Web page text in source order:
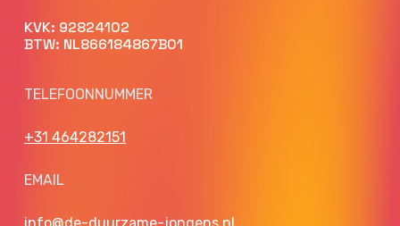
KVK: 92824102
BTW: NL866184867B01
TELEFOONNUMMER
+31 464282151
EMAIL